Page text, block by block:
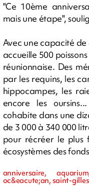
"Ce 10ème
mais une étape",
Avec une capacité de
accueille 500
réunionnaise. Des
par les requins, les
hippocampes, les
encore les
cohabite dans une
de 3 000 à 340 000
pour récréer le plus
écosystèmes des
anniversaire,
oc&eacute;an, saint-gilles